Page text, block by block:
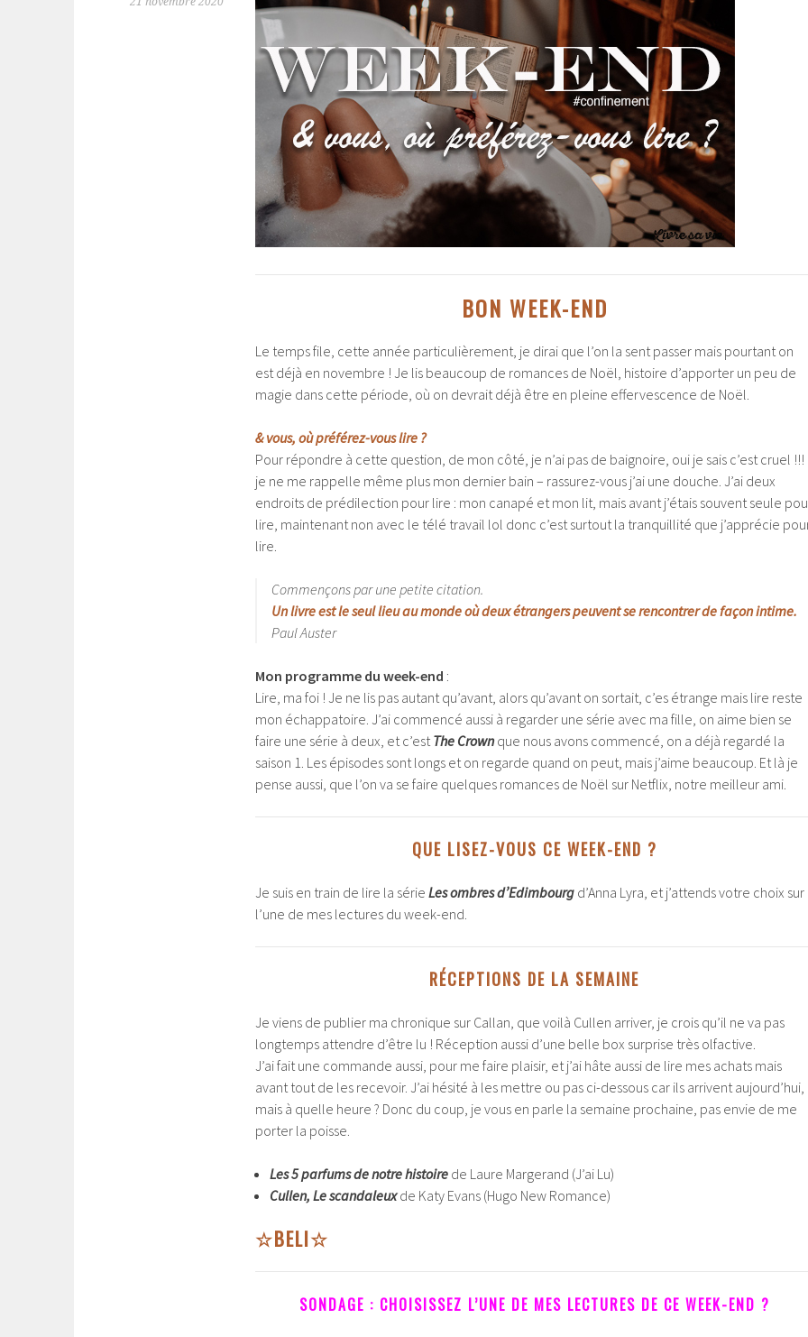
BON WEEK-END
Le temps file, cette année particulièrement, je dirai que l’on la sent passer mais pourtant on
est déjà en novembre ! Je lis beaucoup de romances de Noël, histoire d’apporter un peu de
magie dans cette période, où on devrait déjà être en pleine effervescence de Noël.
& vous, où préférez-vous lire ?
Pour répondre à cette question, de mon côté, je n’ai pas de baignoire, oui je sais c’est cruel !!!
je ne me rappelle même plus mon dernier bain – rassurez-vous j’ai une douche. J’ai deux
endroits de prédilection pour lire : mon canapé et mon lit, mais avant j’étais souvent seule
lire, maintenant non avec le télé travail lol donc c’est surtout la tranquillité que j’apprécie
lire.
Commençons par une petite citation.
Un livre est le seul lieu au monde où deux étrangers peuvent se rencontrer de façon intime.
Paul Auster
Mon programme du week-end :
Lire, ma foi ! Je ne lis pas autant qu’avant, alors qu’avant on sortait, c’es étrange mais lire reste
mon échappatoire. J’ai commencé aussi à regarder une série avec ma fille, on aime bien se
faire une série à deux, et c’estThe Crownque nous avons commencé, on a déjà regardé la
saison 1. Les épisodes sont longs et on regarde quand on peut, mais j’aime beaucoup. Et là je
pense aussi, que l’on va se faire quelques romances de Noël sur Netflix, notre meilleur ami.
QUE LISEZ-VOUS CE WEEK-END ?
Je suis en train de lire la série Les ombres d’Edimbourg d’Anna Lyra, et j’attends votre choix sur
l’une de mes lectures du week-end.
RÉCEPTIONS DE LA SEMAINE
Je viens de publier ma chronique sur Callan, que voilà Cullen arriver, je crois qu’il ne va pas
longtemps attendre d’être lu ! Réception aussi d’une belle box surprise très olfactive.
J’ai fait une commande aussi, pour me faire plaisir, et j’ai hâte aussi de lire mes achats mais
avant tout de les recevoir. J’ai hésité à les mettre ou pas ci-dessous car ils arrivent aujourd’hui,
mais à quelle heure ? Donc du coup, je vous en parle la semaine prochaine, pas envie de me
porter la poisse.
Les 5 parfums de notre histoire de Laure Margerand (J’ai Lu)
Cullen, Le scandaleuxde Katy Evans (Hugo New Romance)
☆BELI☆
SONDAGE : CHOISISSEZ L’UNE DE MES LECTURES DE CE WEEK-END ?